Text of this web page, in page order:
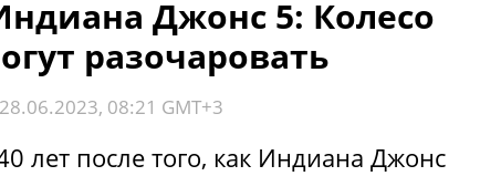
Джонс 5: Колесо
разочаровать
28.06.2023, 08:21 GMT+3
лет после того, как Индиана Джонс